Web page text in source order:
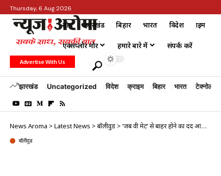
Thursday, 6 Aug 2026
होम झारखंड बिहार भारत विदेश क्राइम
एक्सप्लोर मोर हमारे बारे में संपर्क करें
Advertise With Us
झारखंड Uncategorized विदेश क्राइम बिहार भारत टेक्नोलॉजी
News Aroma > Latest News >बॉलीवुड > ‘जब वी मेट’ से बाहर होने का दर्द आज भी याद है, बॉबी देओल ने बयां किया करियर का सबसे मुश्किल दौर
बॉलीवुड